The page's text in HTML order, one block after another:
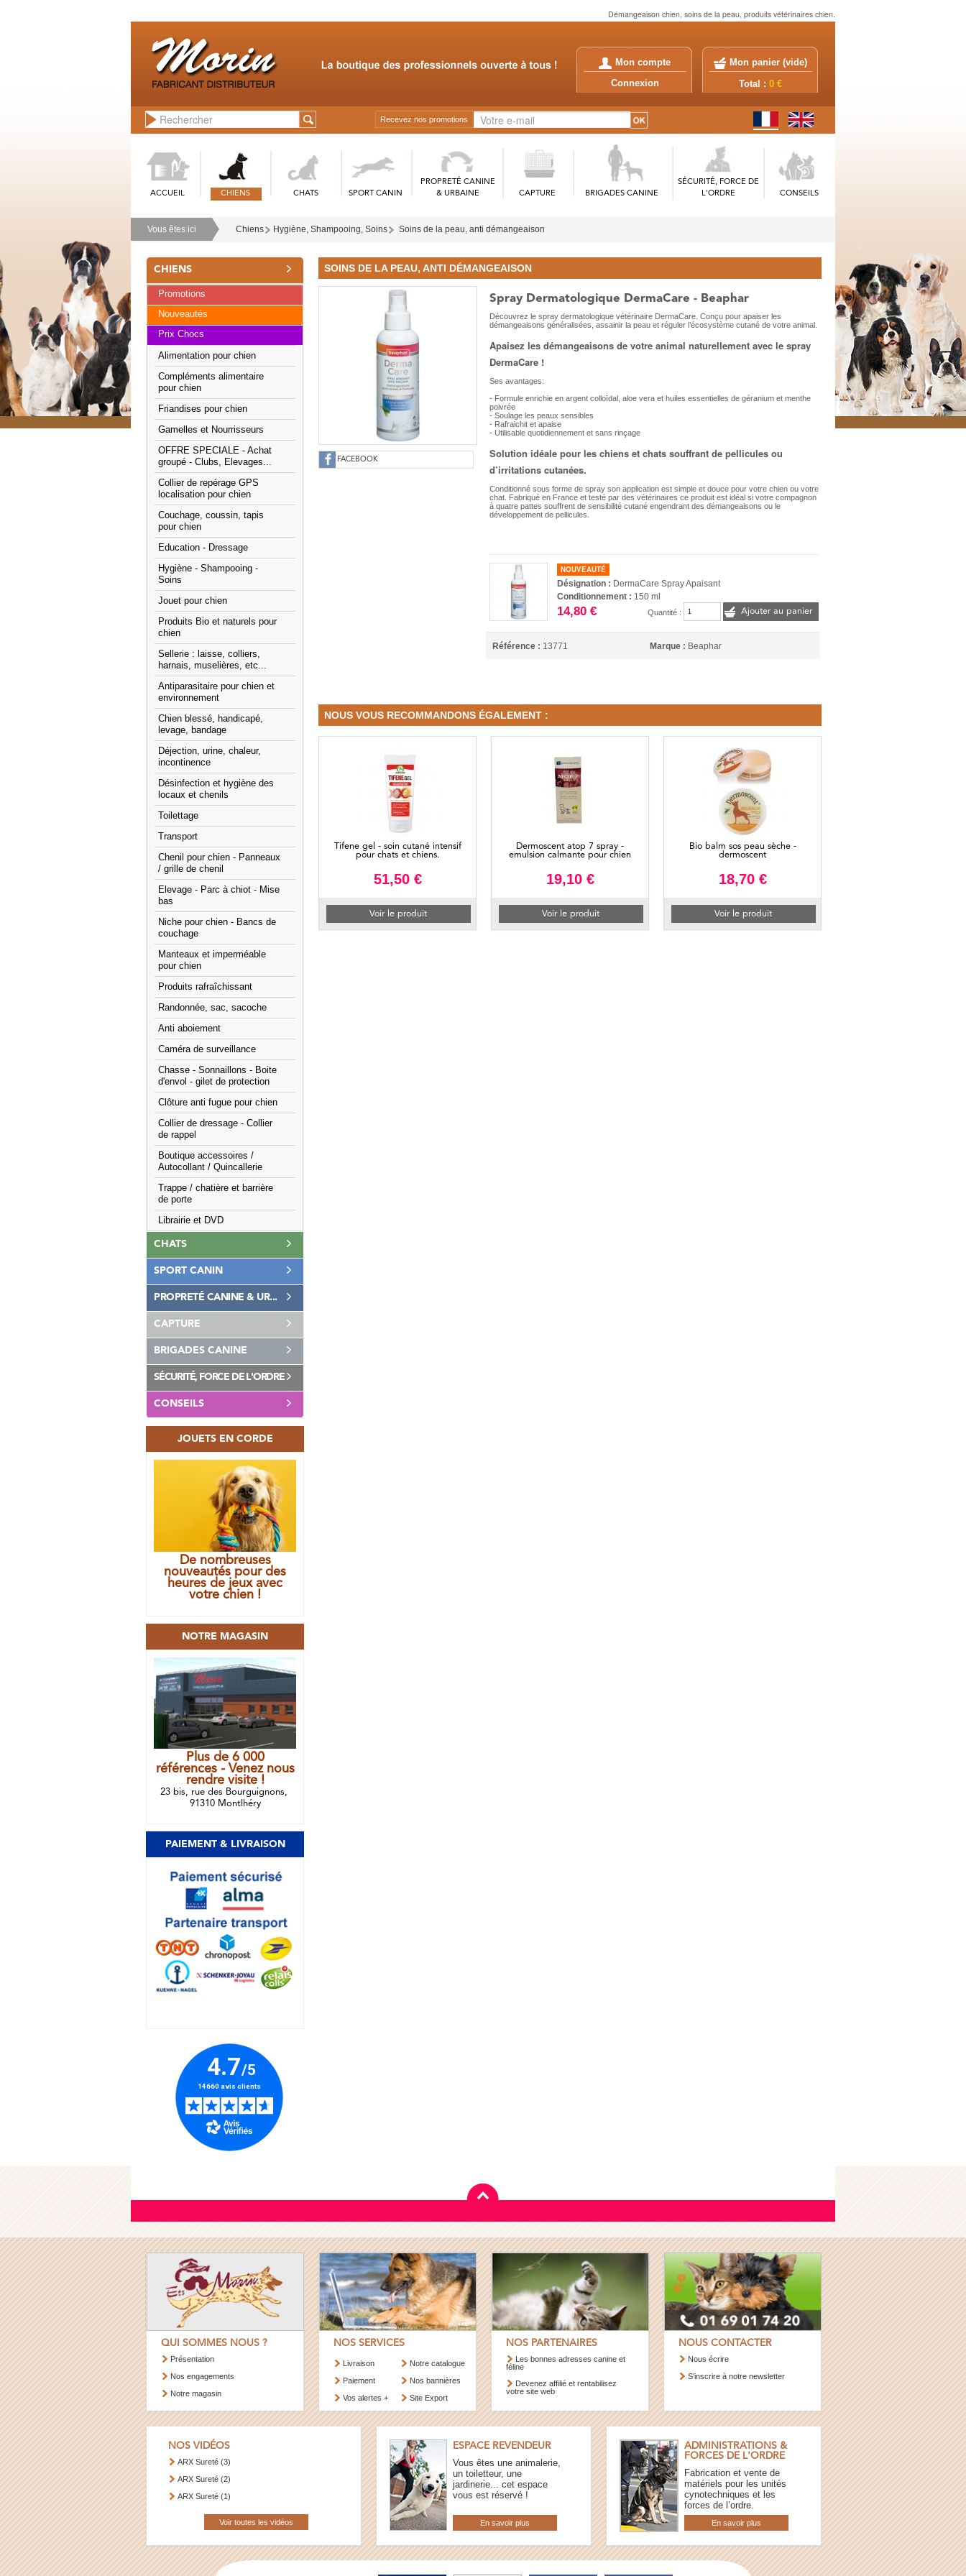
Démangeaison chien, soins de la peau, produits vétérinaires chien.
Mon compte
Connexion
Mon panier (vide)
Total : 0 €
Recevez nos promotions
ACCUEIL CHIENS CHATS SPORT CANIN
PROPRETÉ CANINE
& URBAINE
CAPTURE BRIGADES CANINE
SÉCURITÉ, FORCE DE
L'ORDRE
CONSEILS
Vous êtes ici Chiens Hygiène, Shampooing, Soins Soins de la peau, anti démangeaison
CHIENS
Promotions
Nouveautés
Prix Chocs
Alimentation pour chien
Compléments alimentaire
pour chien
Friandises pour chien
Gamelles et Nourrisseurs
OFFRE SPECIALE - Achat
groupé - Clubs, Elevages...
Collier de repérage GPS
localisation pour chien
Couchage, coussin, tapis
pour chien
Education - Dressage
Hygiène - Shampooing -
Soins
Jouet pour chien
Produits Bio et naturels pour
chien
Sellerie : laisse, colliers,
harnais, muselières, etc...
Antiparasitaire pour chien et
environnement
Chien blessé, handicapé,
levage, bandage
Déjection, urine, chaleur,
incontinence
Désinfection et hygiène des
locaux et chenils
Toilettage
Transport
Chenil pour chien - Panneaux
/ grille de chenil
Elevage - Parc à chiot - Mise
bas
Niche pour chien - Bancs de
couchage
Manteaux et imperméable
pour chien
Produits rafraîchissant
Randonnée, sac, sacoche
Anti aboiement
Caméra de surveillance
Chasse - Sonnaillons - Boite
d'envol - gilet de protection
Clôture anti fugue pour chien
Collier de dressage - Collier
de rappel
Boutique accessoires /
Autocollant / Quincallerie
Trappe / chatière et barrière
de porte
Librairie et DVD
CHATS
SPORT CANIN
PROPRETÉ CANINE & UR...
CAPTURE
BRIGADES CANINE
SÉCURITÉ, FORCE DE L'ORDRE
CONSEILS
JOUETS EN CORDE
De nombreuses
nouveautés pour des
heures de jeux avec
votre chien !
NOTRE MAGASIN
Plus de 6 000
références - Venez nous
rendre visite !
23 bis, rue des Bourguignons,
91310 Montlhéry
PAIEMENT & LIVRAISON
SOINS DE LA PEAU, ANTI DÉMANGEAISON
FACEBOOK
Spray Dermatologique DermaCare - Beaphar
Découvrez le spray dermatologique vétérinaire DermaCare. Conçu pour apaiser les
démangeaisons généralisées, assainir la peau et réguler l’écosystème cutané de votre animal.
Apaisez les démangeaisons de votre animal naturellement avec le spray
DermaCare !
Ses avantages:
- Formule enrichie en argent colloïdal, aloe vera et huiles essentielles de géranium et menthe
poivrée
- Soulage les peaux sensibles
- Rafraichit et apaise
- Utilisable quotidiennement et sans rinçage
Solution idéale pour les chiens et chats souffrant de pellicules ou
d’irritations cutanées.
Conditionné sous forme de spray son application est simple et douce pour votre chien ou votre
chat. Fabriqué en France et testé par des vétérinaires ce produit est idéal si votre compagnon
à quatre pattes souffrent de sensibilité cutané engendrant des démangeaisons ou le
développement de pellicules.
NOUVEAUTÉ
Désignation : DermaCare Spray Apaisant
Conditionnement : 150 ml
14,80 € Quantité : Ajouter au panier
Référence : 13771 Marque : Beaphar
NOUS VOUS RECOMMANDONS ÉGALEMENT :
Tifene gel - soin cutané intensif
pour chats et chiens.
51,50 €
Voir le produit
Dermoscent atop 7 spray -
emulsion calmante pour chien
19,10 €
Voir le produit
Bio balm sos peau sèche -
dermoscent
18,70 €
Voir le produit
QUI SOMMES NOUS ?
Présentation
Nos engagements
Notre magasin
NOS SERVICES
Livraison
Paiement
Vos alertes +
Notre catalogue
Nos bannières
Site Export
NOS PARTENAIRES
Les bonnes adresses canine et
féline
Devenez affilié et rentabilisez
votre site web
NOUS CONTACTER
Nous écrire
S’inscrire à notre newsletter
NOS VIDÉOS
ARX Sureté (3)
ARX Sureté (2)
ARX Sureté (1)
Voir toutes les vidéos
ESPACE REVENDEUR
Vous êtes une animalerie,
un toiletteur, une
jardinerie... cet espace
vous est réservé !
En savoir plus
ADMINISTRATIONS &
FORCES DE L'ORDRE
Fabrication et vente de
matériels pour les unités
cynotechniques et les
forces de l’ordre.
En savoir plus